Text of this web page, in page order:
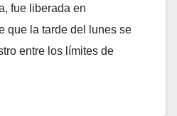
fue liberada en
que la tarde del lunes se
entre los límites de